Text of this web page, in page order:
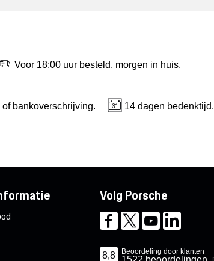
Voor 18:00 uur besteld, morgen in huis.
bankoverschrijving. 14 dagen bedenktijd.
Volg Porsche
8,8 Beoordeling door klanten